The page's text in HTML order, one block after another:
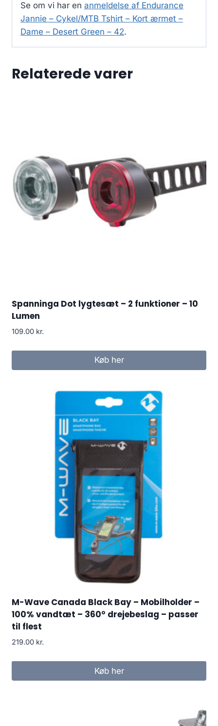
Se om vi har en anmeldelse af Endurance
Jannie – Cykel/MTB Tshirt – Kort ærmet –
Dame – Desert Green – 42.
Relaterede varer
Spanninga Dot lygtesæt – 2 funktioner – 10
Lumen
109.00 kr.
Køb her
M-Wave Canada Black Bay – Mobilholder –
100% vandtæt – 360° drejebeslag – passer
til flest
219.00 kr.
Køb her